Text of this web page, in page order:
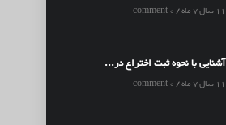
11 سال 7 ماه / 0 comment
آشنایی با نحوه ثبت اختراع در...
11 سال 7 ماه / 0 comment